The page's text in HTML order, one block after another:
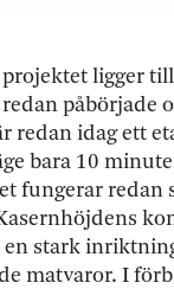
ligger
påbörjade
redan idag ett
bara 10
fungerar redan
stark
matvaror. I